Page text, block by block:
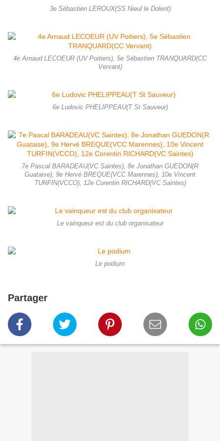
3e Sébastien LEROUX(SS Nieul le Dolent)
4e Arnaud LECOEUR (UV Poitiers), 5e Sébastien TRANQUARD(CC
Vervant)
6e Ludovic PHELIPPEAU(T St Sauveur)
7e Pascal BARADEAU(VC Saintes), 8e Jonathan GUEDON(R
Guataise), 9e Hervé BREQUE(VCC Marennes), 10e Vincent
TURFIN(VCCO), 12e Corentin RICHARD(VC Saintes)
Le vainqueur est du club organisateur
Le podium
Partager